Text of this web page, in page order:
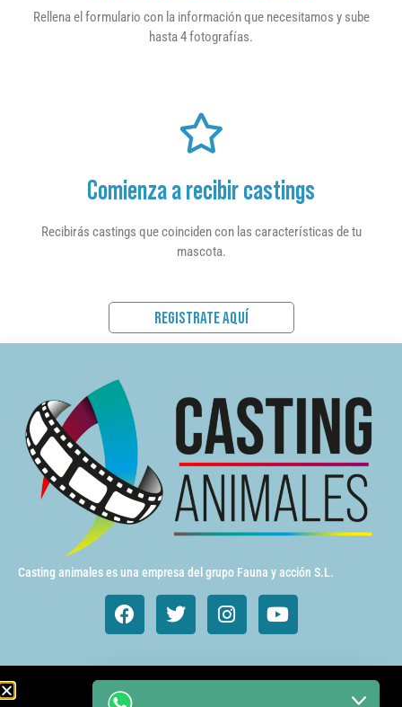
Rellena el formulario con la información que necesitamos y sube
hasta 4 fotografías.
Comienza a recibir castings
Recibirás castings que coinciden con las características de tu
mascota.
REGISTRATE AQUÍ
Casting animales es una empresa del grupo Fauna y acción S.L.
Animales de cine y TV